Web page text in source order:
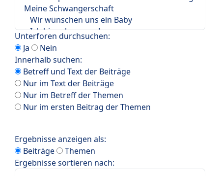
Unterforen durchsuchen:
Ja
Nein
Innerhalb suchen:
Betreff und Text der Beiträge
Nur im Text der Beiträge
Nur im Betreff der Themen
Nur im ersten Beitrag der Themen
Ergebnisse anzeigen als:
Beiträge
Themen
Ergebnisse sortieren nach: